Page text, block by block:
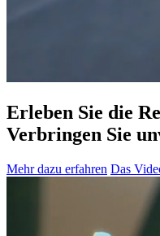
Erleben Sie die
Verbringen Sie
Mehr dazu erfahren Das